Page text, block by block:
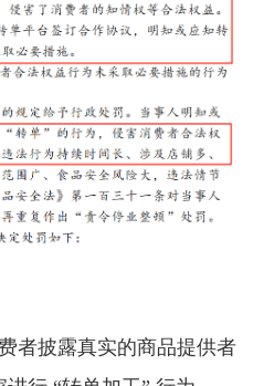
者披露真实的商品提供者